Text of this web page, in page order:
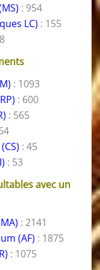
: 954
LC) : 155
: 1093
: 600
: 565
: 45
: 53
avec un
: 2141
(AF) : 1875
: 1075